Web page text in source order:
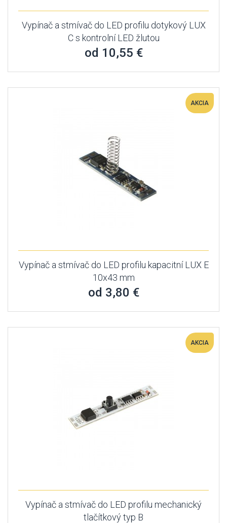
Vypínač a stmívač do LED profilu dotykový LUX
C s kontrolní LED žlutou
od 10,55 €
AKCIA
Vypínač a stmívač do LED profilu kapacitní LUX E
10x43 mm
od 3,80 €
AKCIA
Vypínač a stmívač do LED profilu mechanický
tlačítkový typ B